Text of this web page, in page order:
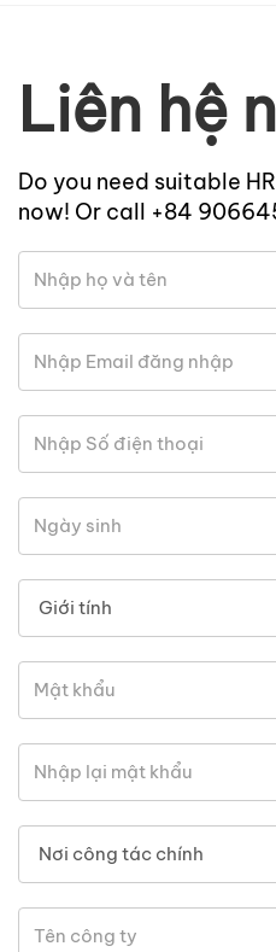
Liên hệ
Do you need suitable
now! Or call +84